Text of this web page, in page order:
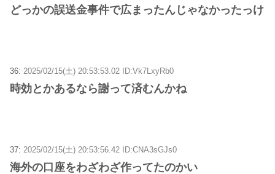
どっかの誤送金事件で広まったんじゃなかったっけ
36: 2025/02/15(土) 20:53:53.02 ID:Vk7LxyRb0
時効とかあるなら謝って済むんかね
37: 2025/02/15(土) 20:53:56.42 ID:CNA3sGJs0
海外の口座をわざわざ作ってたのかい